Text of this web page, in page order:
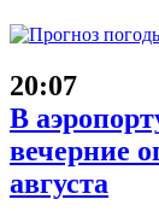
20:07
В
вечерние
августа